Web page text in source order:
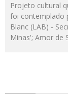
Projeto cultural
foi contemplado
Blanc (LAB) -
Minas'; Amor de